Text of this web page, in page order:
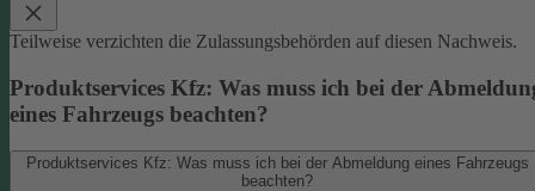
Teilweise verzichten die Zulassungsbehörden auf diesen Nachweis.
Produktservices Kfz: Was muss ich bei der
eines Fahrzeugs beachten?
Produktservices Kfz: Was muss ich bei der Abmeldung eines Fahrzeugs
beachten?